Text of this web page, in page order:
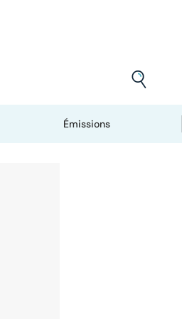
Émissions